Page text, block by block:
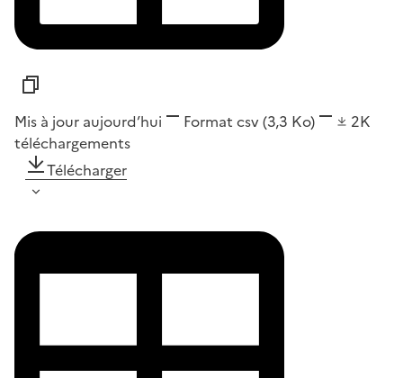
Mis à jour aujourd’hui Format csv(3,3 Ko)
2K
téléchargements
Télécharger